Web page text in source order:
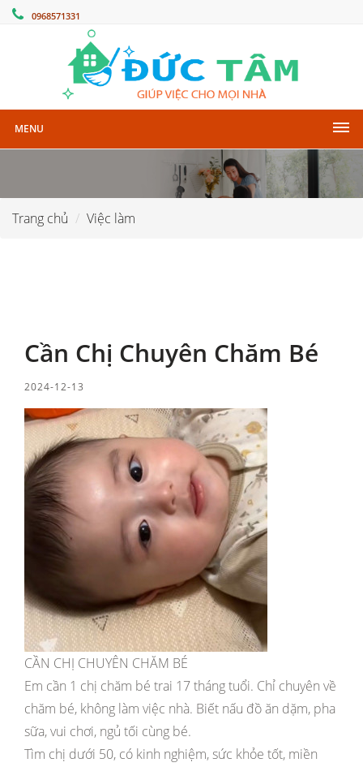
0968571331
MENU
Trang chủ Việc làm
Cần Chị Chuyên Chăm Bé
2024-12-13
CẦN CHỊ CHUYÊN CHĂM BÉ
Em cần 1 chị chăm bé trai 17 tháng tuổi. Chỉ chuyên về
chăm bé, không làm việc nhà. Biết nấu đồ ăn dặm, pha
sữa, vui chơi, ngủ tối cùng bé.
Tìm chị dưới 50, có kinh nghiệm, sức khỏe tốt, miền